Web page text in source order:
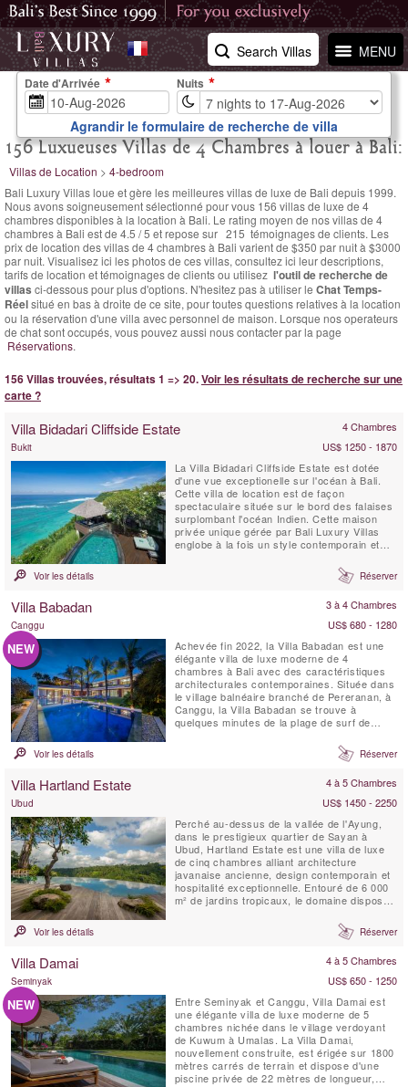
MENU
Search Villas
156 Luxueuses Villas de 4 Chambres à louer à Bali:
Villas de Location > 4-bedroom
Bali Luxury Villas loue et gère les meilleures villas de luxe de Bali depuis 1999.
Nous avons soigneusement sélectionné pour vous 156 villas de luxe de 4
chambres disponibles à la location à Bali. Le rating moyen de nos villas de 4
chambres à Bali est de 4.5 /5 et repose sur 215 témoignages de clients. Les
prix de location des villas de 4 chambres à Bali varientde $350 par nuità $3000
par nuit. Visualisez ici les photos de ces villas, consultez ici leur descriptions,
tarifs de location et témoignages de clients ou utilisez l'outil de recherche de
villas ci-dessous pour plus d'options. N'hesitez pas à utiliser le Chat Temps-
Réelsitué en bas à droite de ce site, pour toutes questions relatives à la location
ou la réservation d'une villa avec personnel de maison. Lorsque nos operateurs
de chat sont occupés, vous pouvez aussi nous contacter par la page
Réservations.
156 Villas trouvées, résultats 1 => 20.Voir les résultats de recherche sur une
carte ?
Villa Bidadari Cliffside Estate 4 Chambres
Bukit
US$ 1250 - 1870
La Villa Bidadari Cliffside Estate est dotée
d'une vue exceptionelle sur l'océan à Bali.
Cette villa de location est de façon
spectaculaire située sur le bord des falaises
surplombant l'océan Indien. Cette maison
privée unique gérée par Bali Luxury Villas
englobe à la fois un style contemporain et
coucher se situent dans la résidence
principale, et une quatrième se trouve au
Voir les détails Réserver
Villa Babadan 3 à 4 Chambres
Canggu US$ 680 - 1280
NEW
Achevée fin 2022, la Villa Babadan est une
élégante villa de luxe moderne de 4
chambres à Bali avec des caractéristiques
architecturales contemporaines. Située dans
le village balnéaire branché de Pereranan, à
Canggu, la Villa Babadan se trouve à
quelques minutes de la plage de surf de
dignes d'un magazine, rehaussés par
beaucoup de lumière naturelle, la Villa
Voir les détails Réserver
Villa Hartland Estate 4 à 5 Chambres
Ubud
US$ 1450 - 2250
Perché au-dessus de la vallée de l'Ayung,
dans le prestigieux quartier de Sayan à
Ubud, Hartland Estate est une villa de luxe
de cinq chambres alliant architecture
javanaise ancienne, design contemporain et
hospitalité exceptionnelle. Entouré de 6 000
m² de jardins tropicaux, le domaine dispose
d'eau salée de 26 mètres alimentée par une
source naturelle, de vues panoramiques sur
Voir les détails Réserver
Villa Damai 4 à 5 Chambres
Seminyak US$ 650 - 1250
NEW
Entre Seminyak et Canggu, Villa Damai est
une élégante villa de luxe moderne de 5
chambres nichée dans le village verdoyant
de Kuwum à Umalas. La Villa Damai,
nouvellement construite, est érigée sur 1800
mètres carrés de terrain et dispose d'une
piscine privée de 22 mètres de longueur,
Date d'Arrivée Nuits
Agrandir le formulaire de recherche de villa